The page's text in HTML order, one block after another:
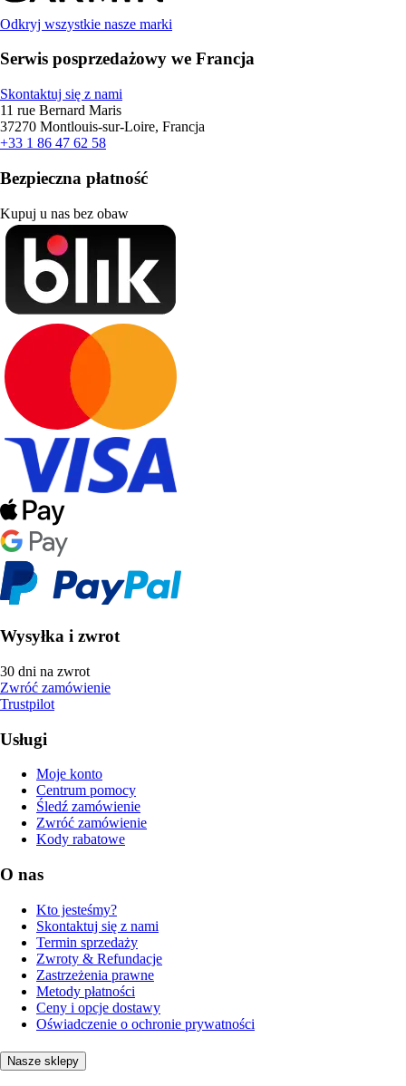
Odkryj wszystkie nasze marki
Serwis posprzedażowy we Francja
Skontaktuj się z nami
11 rue Bernard Maris
37270 Montlouis-sur-Loire, Francja
+33 1 86 47 62 58
Bezpieczna płatność
Kupuj u nas bez obaw
Wysyłka i zwrot
30 dni na zwrot
Zwróć zamówienie
Trustpilot
Usługi
Moje konto
Centrum pomocy
Śledź zamówienie
Zwróć zamówienie
Kody rabatowe
O nas
Kto jesteśmy?
Skontaktuj się z nami
Termin sprzedaży
Zwroty & Refundacje
Zastrzeżenia prawne
Metody płatności
Ceny i opcje dostawy
Oświadczenie o ochronie prywatności
Nasze sklepy